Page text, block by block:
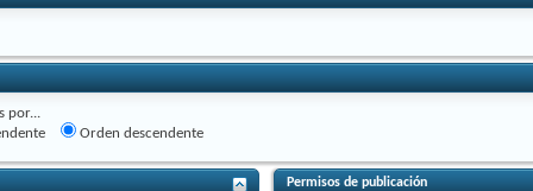
por...
Orden descendente
Permisos de publicación